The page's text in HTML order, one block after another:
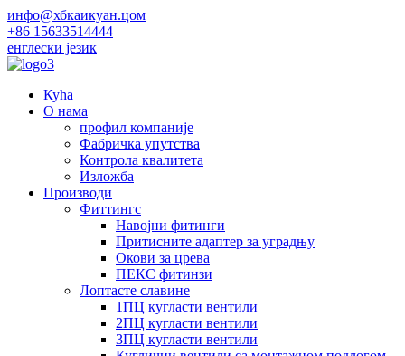
инфо@хбкаикуан.цом
+86 15633514444
енглески језик
Кућа
О нама
профил компаније
Фабричка упутства
Контрола квалитета
Изложба
Производи
Фиттингс
Навојни фитинги
Притисните адаптер за уградњу
Окови за црева
ПЕКС фитинзи
Лоптасте славине
1ПЦ кугласти вентили
2ПЦ кугласти вентили
3ПЦ кугласти вентили